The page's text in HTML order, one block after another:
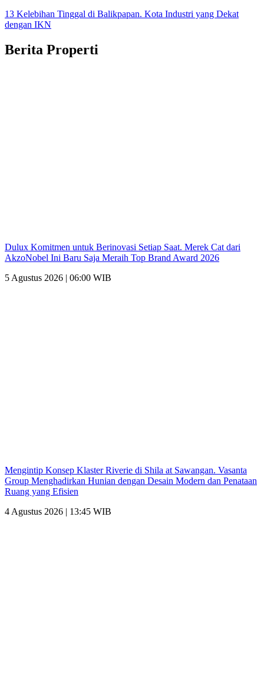
13 Kelebihan Tinggal di Balikpapan. Kota Industri yang Dekat
dengan IKN
Berita Properti
Dulux Komitmen untuk Berinovasi Setiap Saat. Merek Cat dari
AkzoNobel Ini Baru Saja Meraih Top Brand Award 2026
5 Agustus 2026 | 06:00 WIB
Mengintip Konsep Klaster Riverie di Shila at Sawangan. Vasanta
Group Menghadirkan Hunian dengan Desain Modern dan Penataan
Ruang yang Efisien
4 Agustus 2026 | 13:45 WIB